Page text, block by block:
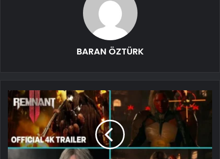
BARAN ÖZTÜRK